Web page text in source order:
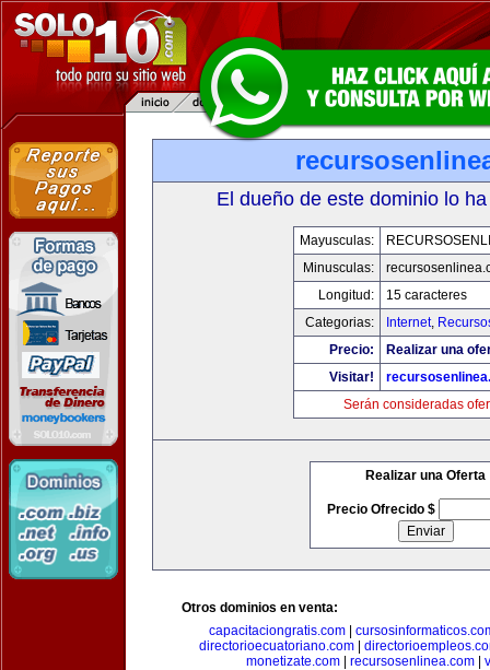
El dueño de este dominio lo
Mayusculas:
Minusculas:
Longitud:
15 caracteres
Categorias:
Internet,
Precio:
Realizar una
Visitar!
Serán consideradas
Realizar una Oferta
Precio Ofrecido $
Otros dominios en venta:
capacitaciongratis.com|
directorioecuatoriano.com
monetizate.com
recursosenlinea.com